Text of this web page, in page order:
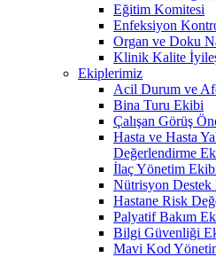
Eğitim Komitesi
Enfeksiyon
Organ ve Doku
Klinik Kalite
Ekiplerimiz
Acil Durum ve
Bina Turu Ekibi
Çalışan Görüş
Hasta ve Hasta
Değerlendirme
İlaç Yönetim
Nütrisyon Destek
Hastane Risk
Palyatif Bakım
Bilgi Güvenliği
Mavi Kod